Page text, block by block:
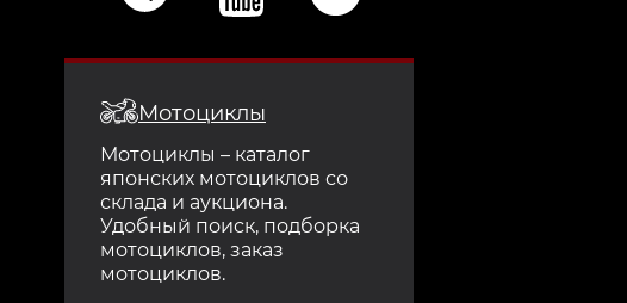
Мотоциклы
Мотоциклы – каталог
японских мотоциклов со
склада и аукциона.
Удобный поиск, подборка
мотоциклов, заказ
мотоциклов.